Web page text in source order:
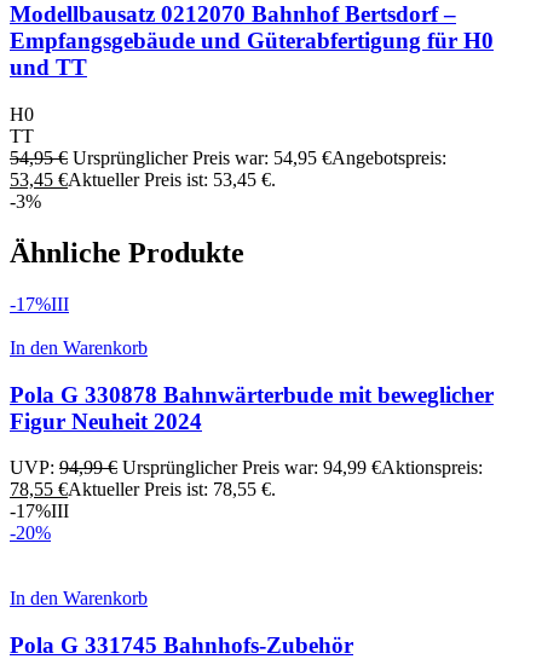
Modellbausatz 0212070 Bahnhof Bertsdorf –
Empfangsgebäude und Güterabfertigung für H0
und TT
H0
TT
54,95€ Ursprünglicher Preis war: 54,95 €Angebotspreis:
53,45 €Aktueller Preis ist: 53,45 €.
-3%
Ähnliche Produkte
-17%III
In den Warenkorb
Pola G 330878 Bahnwärterbude mit beweglicher
Figur Neuheit 2024
UVP: 94,99€ Ursprünglicher Preis war: 94,99 €Aktionspreis:
78,55 €Aktueller Preis ist: 78,55 €.
-17%III
-20%
In den Warenkorb
Pola G 331745 Bahnhofs-Zubehör